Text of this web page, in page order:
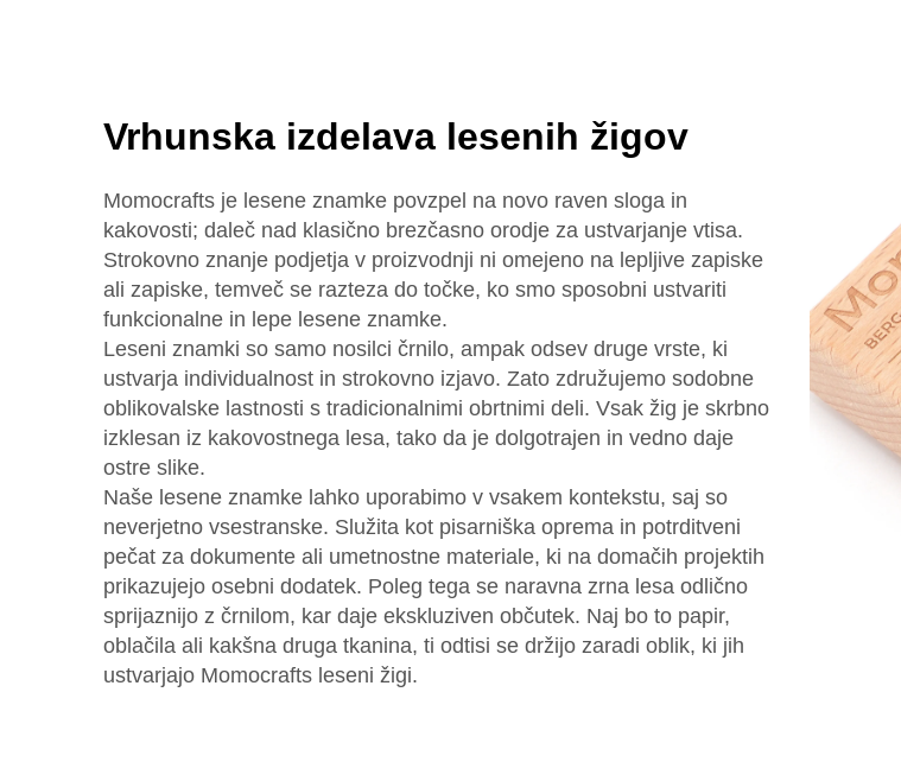
Vrhunska izdelava lesenih žigov
Momocrafts je lesene znamke povzpel na novo raven sloga in
kakovosti; daleč nad klasično brezčasno orodje za ustvarjanje vtisa.
Strokovno znanje podjetja v proizvodnji ni omejeno na lepljive zapiske
ali zapiske, temveč se razteza do točke, ko smo sposobni ustvariti
funkcionalne in lepe lesene znamke.
Leseni znamki so samo nosilci črnilo, ampak odsev druge vrste, ki
ustvarja individualnost in strokovno izjavo. Zato združujemo sodobne
oblikovalske lastnosti s tradicionalnimi obrtnimi deli. Vsak žig je skrbno
izklesan iz kakovostnega lesa, tako da je dolgotrajen in vedno daje
ostre slike.
Naše lesene znamke lahko uporabimo v vsakem kontekstu, saj so
neverjetno vsestranske. Služita kot pisarniška oprema in potrditveni
pečat za dokumente ali umetnostne materiale, ki na domačih projektih
prikazujejo osebni dodatek. Poleg tega se naravna zrna lesa odlično
sprijaznijo z črnilom, kar daje ekskluziven občutek. Naj bo to papir,
oblačila ali kakšna druga tkanina, ti odtisi se držijo zaradi oblik, ki jih
ustvarjajo Momocrafts leseni žigi.